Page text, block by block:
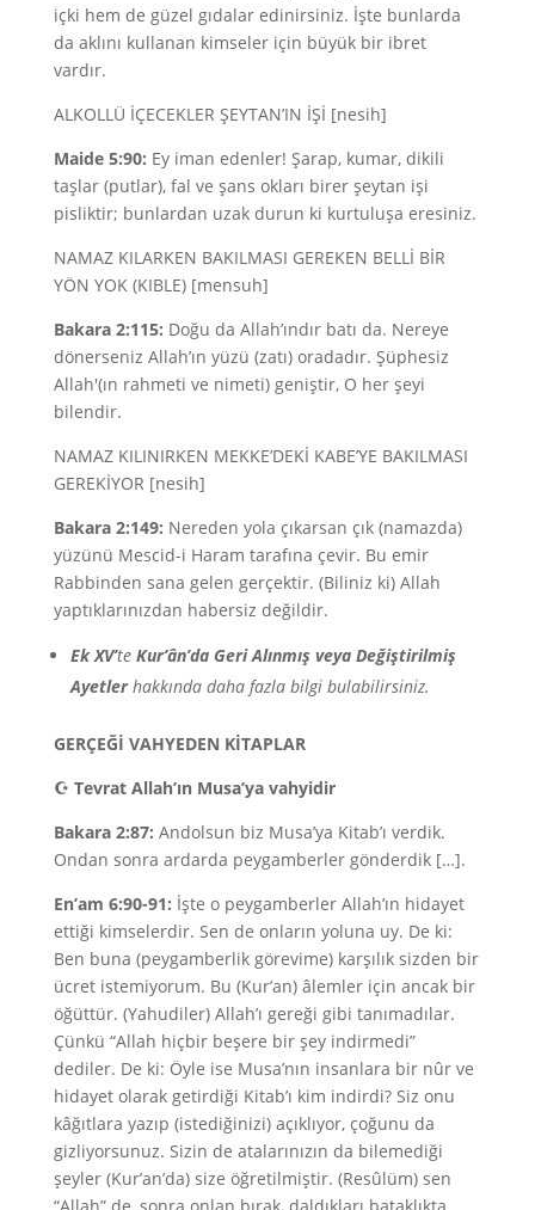
içki hem de güzel gıdalar edinirsiniz. İşte bunlarda
da aklını kullanan kimseler için büyük bir ibret
vardır.
ALKOLLÜ İÇECEKLER ŞEYTAN’IN İŞİ [nesih]
Maide 5:90: Ey iman edenler! Şarap, kumar, dikili
taşlar (putlar), fal ve şans okları birer şeytan işi
pisliktir; bunlardan uzak durun ki kurtuluşa eresiniz.
NAMAZ KILARKEN BAKILMASI GEREKEN BELLİ BİR
YÖN YOK (KIBLE) [mensuh]
Bakara 2:115: Doğu da Allah’ındır batı da. Nereye
dönerseniz Allah’ın yüzü (zatı) oradadır. Şüphesiz
Allah'(ın rahmeti ve nimeti) geniştir, O her şeyi
bilendir.
NAMAZ KILINIRKEN MEKKE’DEKİ KABE’YE BAKILMASI
GEREKİYOR [nesih]
Bakara 2:149: Nereden yola çıkarsan çık (namazda)
yüzünü Mescid-i Haram tarafına çevir. Bu emir
Rabbinden sana gelen gerçektir. (Biliniz ki) Allah
yaptıklarınızdan habersiz değildir.
Ek XV’te Kur’ân’da Geri Alınmış veya Değiştirilmiş
Ayetlerhakkında daha fazla bilgi bulabilirsiniz.
GERÇEĞİ VAHYEDEN KİTAPLAR
☪ Tevrat Allah’ın Musa’ya vahyidir
Bakara 2:87: Andolsun biz Musa’ya Kitab’ı verdik.
Ondan sonra ardarda peygamberler gönderdik […].
En’am 6:90-91: İşte o peygamberler Allah’ın hidayet
ettiği kimselerdir. Sen de onların yoluna uy. De ki:
Ben buna (peygamberlik görevime) karşılık sizden bir
ücret istemiyorum. Bu (Kur’an) âlemler için ancak bir
öğüttür. (Yahudiler) Allah’ı gereği gibi tanımadılar.
Çünkü “Allah hiçbir beşere bir şey indirmedi”
dediler. De ki: Öyle ise Musa’nın insanlara bir nûr ve
hidayet olarak getirdiği Kitab’ı kim indirdi? Siz onu
kâğıtlara yazıp (istediğinizi) açıklıyor, çoğunu da
gizliyorsunuz. Sizin de atalarınızın da bilemediği
şeyler (Kur’an’da) size öğretilmiştir. (Resûlüm) sen